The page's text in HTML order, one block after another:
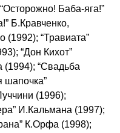
Баба-яга!”
Б.Кравченко,
(1992); “Травиата”
“Дон Кихот”
“Свадьба
шапочка”
(1996);
И.Кальмана (1997);
К.Орфа (1998);